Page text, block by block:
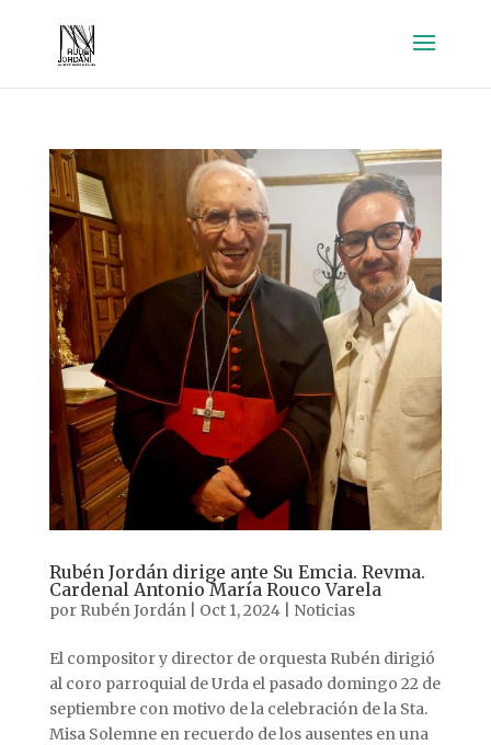
Rubén Jordán dirige ante Su Emcia. Revma.
Cardenal Antonio María Rouco Varela
por Rubén Jordán| Oct 1, 2024| Noticias
El compositor y director de orquesta Rubén dirigió
al coro parroquial de Urda el pasado domingo 22 de
septiembre con motivo de la celebración de la Sta.
Misa Solemne en recuerdo de los ausentes en una